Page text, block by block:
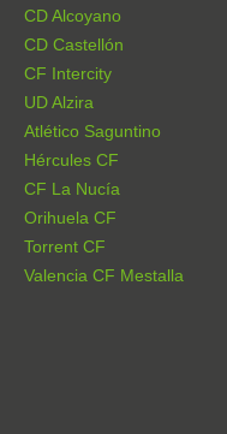
CD Alcoyano
CD Castellón
CF Intercity
UD Alzira
Atlético Saguntino
Hércules CF
CF La Nucía
Orihuela CF
Torrent CF
Valencia CF Mestalla